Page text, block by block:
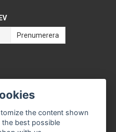
Prenumerera
the content shown
best possible